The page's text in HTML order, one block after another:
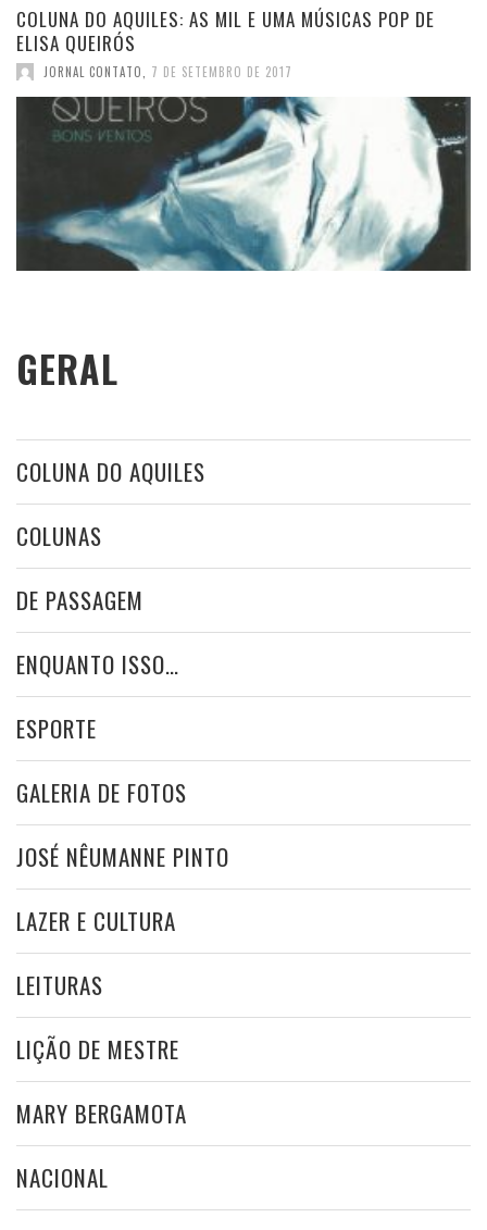
COLUNA DO AQUILES: AS MIL E UMA MÚSICAS POP DE
ELISA QUEIRÓS
JORNAL CONTATO 7 DE SETEMBRO DE 2017
GERAL
COLUNA DO AQUILES
COLUNAS
DE PASSAGEM
ENQUANTO ISSO…
ESPORTE
GALERIA DE FOTOS
JOSÉ NÊUMANNE PINTO
LAZER E CULTURA
LEITURAS
LIÇÃO DE MESTRE
MARY BERGAMOTA
NACIONAL